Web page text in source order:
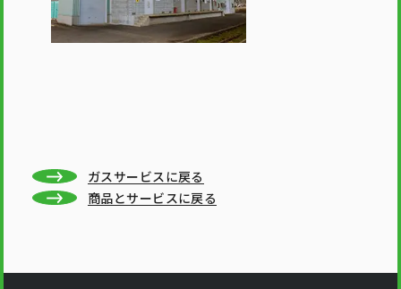
ガスサービスに戻る
商品とサービスに戻る